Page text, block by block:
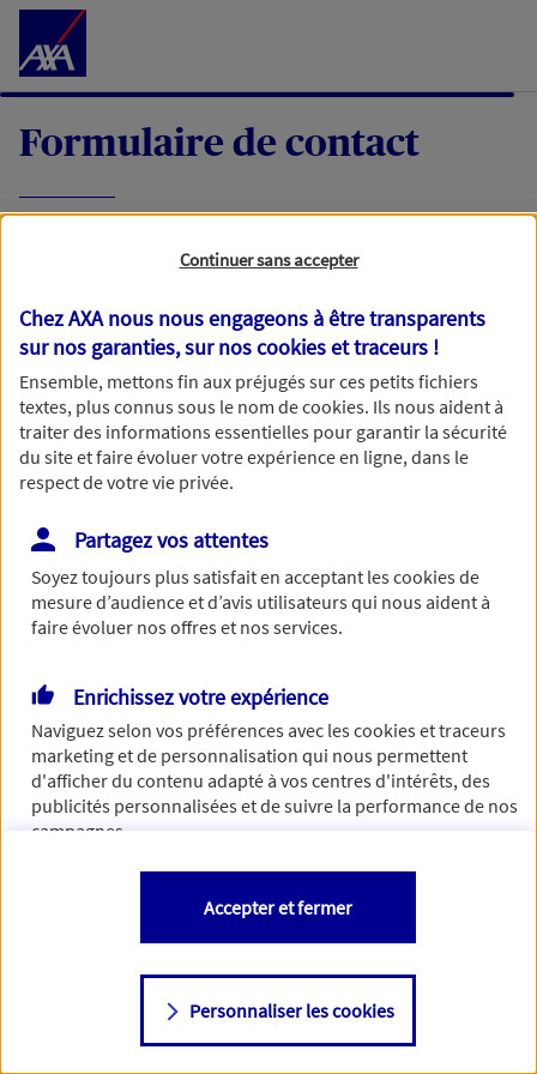
Accéder au Contenu
Formulaire de contact
demande, nous vous répondrons dans les
meilleurs délais par mail ou par téléphone.
Votre message :
Vous disposez de droits sur les informations vous concernant. Pour
plus d’informations,cliquez ici.
Continuer sans accepter
Chez AXA nous nous engageons à être transparents
sur nos garanties, sur noscookies et traceurs !
Ensemble, mettons fin aux préjugés sur ces petits fichiers
textes, plus connus sous le nom decookies. Ils nous aident à
traiter des informations essentielles pour garantir la sécurité
du site et faire évoluer votre expérience en ligne, dans le
respect de votre vie privée.
Partagez vos attentes
Soyez toujours plus satisfait en acceptant lescookiesde
mesure d’audience et d’avis utilisateurs qui nous aident à
faire évoluer nos offres et nos services.
Enrichissez votre expérience
Naviguez selon vos préférences avec lescookies et traceurs
marketing et de personnalisation qui nous permettent
d'afficher du contenu adapté à vos centres d'intérêts, des
publicités personnalisées et de suivre la performance de nos
campagnes.
Vous êtes libre de les accepter, de les refuser comme de
changer d'avis à tout moment en allant sur
Consulter notre politique decookies
Personnaliser les cookies
Accepter et fermer